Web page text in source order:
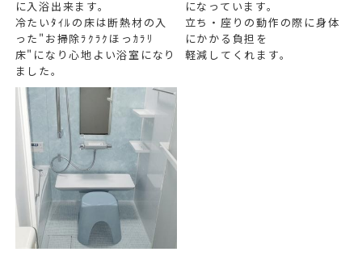
に入浴出来ます。
冷たいﾀｲﾙの床は断熱材の入
った"お掃除ﾗｸﾗｸほっｶﾗﾘ
床"になり心地よい浴室になり
ました。
になっています。
立ち・座りの動作の際に身体
にかかる負担を
軽減してくれます。